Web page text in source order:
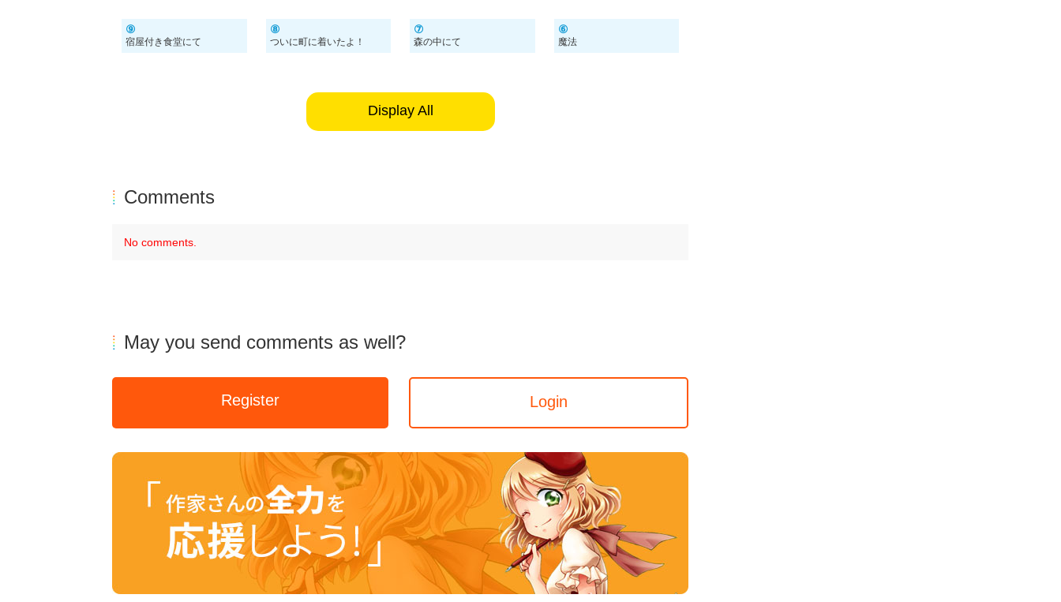
⑨
宿屋付き食堂にて
⑧
ついに町に着いたよ！
⑦
森の中にて
⑥
魔法
Display All
Comments
No comments.
May you send comments as well?
Register Login